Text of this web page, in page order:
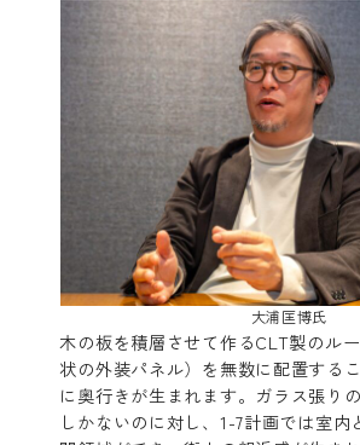
大浦匡博氏
木の板を積層させて作るCLT製のル
状の外装パネル）を無数に配置する
に奥行きが生まれます。ガラス張り
しかないのに対し、1-7計画では室内